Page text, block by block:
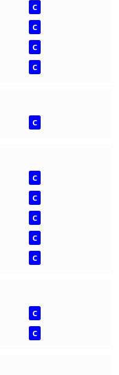
C
C
C
C
C
C
C
C
C
C
C
C